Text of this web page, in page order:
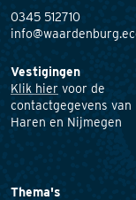
0345 512710
Vestigingen
Klik hier voor de
contactgegevens van
Haren en Nijmegen
Thema's